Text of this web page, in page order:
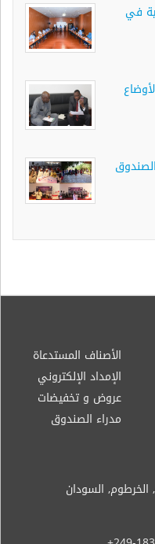
في
الأصناف المستدعاة
الإمداد الإلكتروني
عروض و تخفيضات
مدراء الصندوق